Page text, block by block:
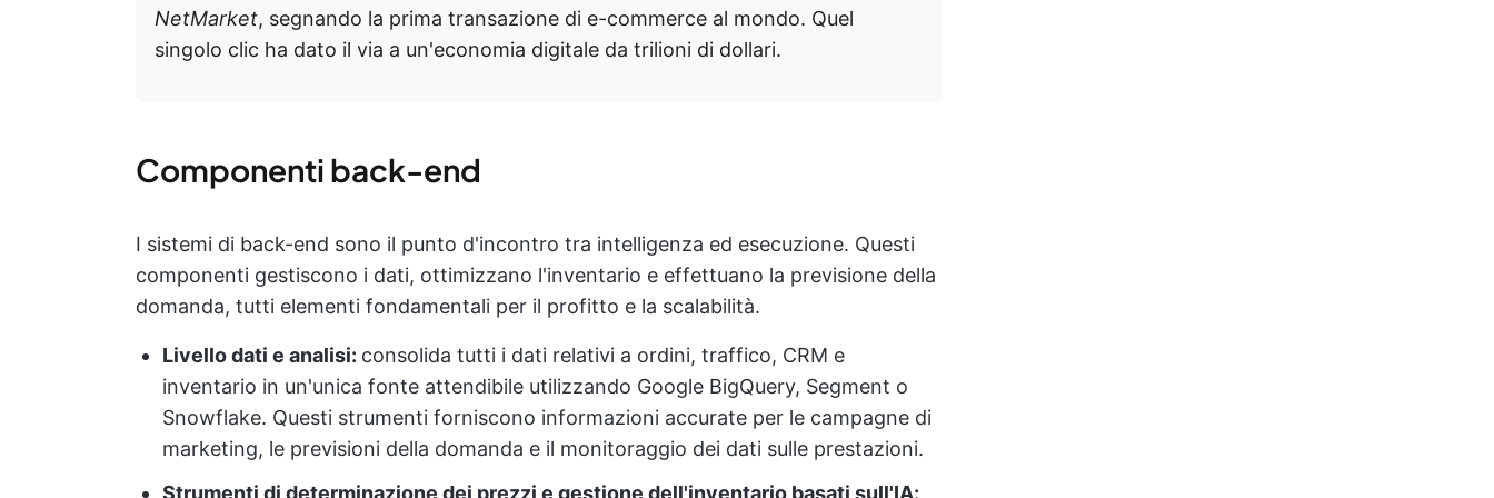
NetMarket, segnando la prima transazione di e-commerce al mondo. Quel
singolo clic ha dato il via a un'economia digitale da trilioni di dollari.
Componenti back-end
I sistemi di back-end sono il punto d'incontro tra intelligenza ed esecuzione. Questi
componenti gestiscono i dati, ottimizzano l'inventario e effettuano la previsione della
domanda, tutti elementi fondamentali per il profitto e la scalabilità.
Livello dati e analisi: consolida tutti i dati relativi a ordini, traffico, CRM e
inventario in un'unica fonte attendibile utilizzando Google BigQuery, Segment o
Snowflake. Questi strumenti forniscono informazioni accurate per le campagne di
marketing, le previsioni della domanda e il monitoraggio dei dati sulle prestazioni.
Strumenti di determinazione dei prezzi e gestione dell'inventario basati sull'IA: